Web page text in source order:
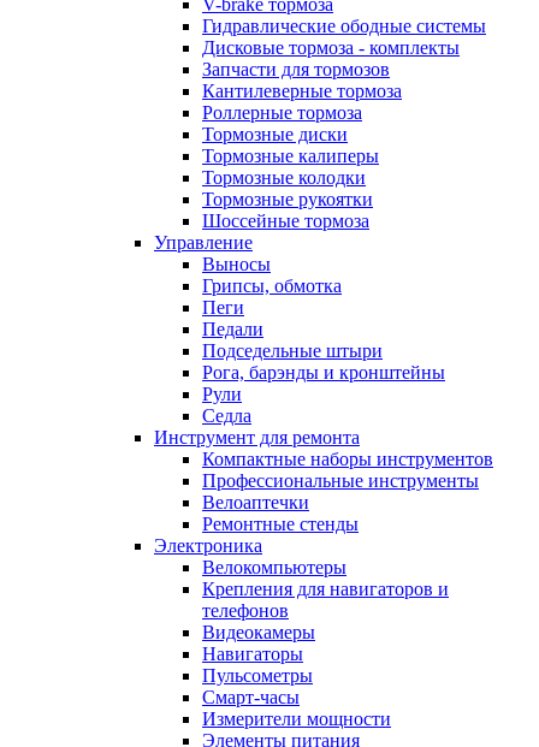
Гидравлические ободные системы
Дисковые тормоза - комплекты
Запчасти для тормозов
Кантилеверные тормоза
Роллерные тормоза
Тормозные диски
Тормозные калиперы
Тормозные колодки
Тормозные рукоятки
Шоссейные тормоза
Управление
Выносы
Грипсы, обмотка
Пеги
Педали
Подседельные штыри
Рога, барэнды и кронштейны
Рули
Седла
Инструмент для ремонта
Компактные наборы инструментов
Профессиональные инструменты
Велоаптечки
Ремонтные стенды
Электроника
Велокомпьютеры
Крепления для навигаторов и
телефонов
Видеокамеры
Навигаторы
Пульсометры
Смарт-часы
Измерители мощности
Элементы питания